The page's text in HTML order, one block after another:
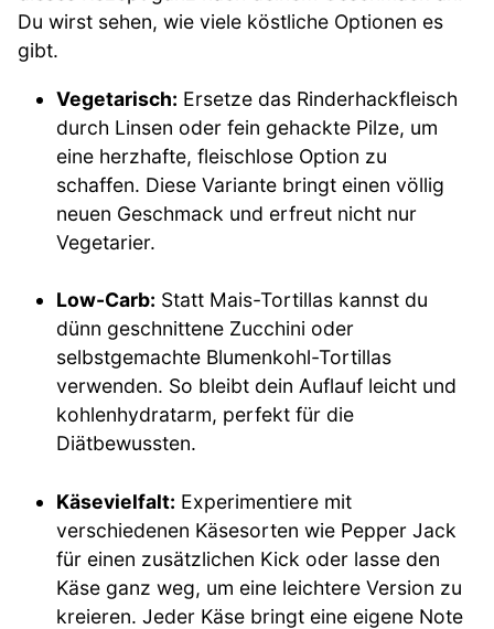
Du wirst sehen, wie viele köstliche Optionen es
gibt.
Vegetarisch: Ersetze das Rinderhackfleisch
durch Linsen oder fein gehackte Pilze, um
eine herzhafte, fleischlose Option zu
schaffen. Diese Variante bringt einen völlig
neuen Geschmack und erfreut nicht nur
Vegetarier.
Low-Carb: Statt Mais-Tortillas kannst du
dünn geschnittene Zucchini oder
selbstgemachte Blumenkohl-Tortillas
verwenden. So bleibt dein Auflauf leicht und
kohlenhydratarm, perfekt für die
Diätbewussten.
Käsevielfalt: Experimentiere mit
verschiedenen Käsesorten wie Pepper Jack
für einen zusätzlichen Kick oder lasse den
Käse ganz weg, um eine leichtere Version zu
kreieren. Jeder Käse bringt eine eigene Note